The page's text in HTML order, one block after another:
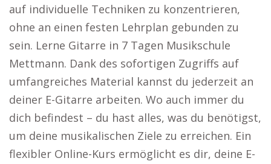
auf individuelle Techniken zu konzentrieren,
ohne an einen festen Lehrplan gebunden zu
sein. Lerne Gitarre in 7 Tagen Musikschule
Mettmann. Dank des sofortigen Zugriffs auf
umfangreiches Material kannst du jederzeit an
deiner E-Gitarre arbeiten. Wo auch immer du
dich befindest – du hast alles, was du benötigst,
um deine musikalischen Ziele zu erreichen. Ein
flexibler Online-Kurs ermöglicht es dir, deine E-